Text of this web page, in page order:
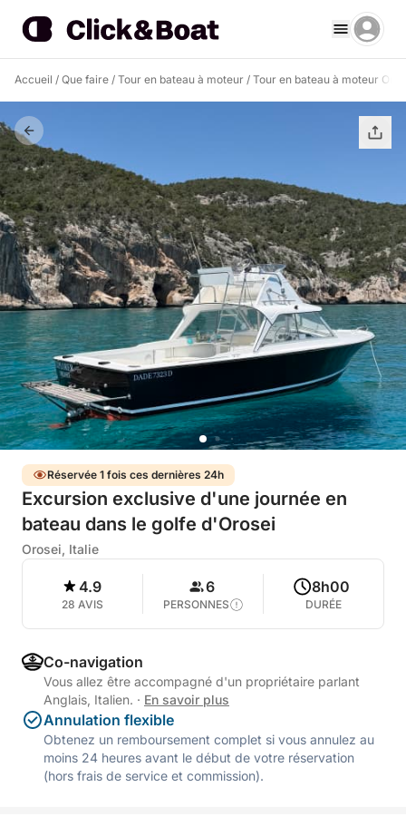
Accueil / Que faire / Tour en bateau à moteur / Tour en bateau à moteur
Réservée 1 fois ces dernières 24h
Excursion exclusive d'une journée en
bateau dans le golfe d'Orosei
Orosei, Italie
4.9
28 AVIS
6
PERSONNES
8h00
DURÉE
Co-navigation
Vous allez être accompagné d'un propriétaire parlant
Anglais, Italien. · En savoir plus
Annulation flexible
Obtenez un remboursement complet si vous annulez au
moins 24 heures avant le début de votre réservation
(hors frais de service et commission).